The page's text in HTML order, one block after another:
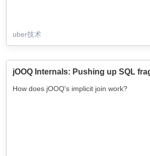
uber技术
How does jOOQ's implicit join work?